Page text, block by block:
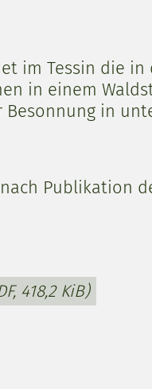
im Tessin die
in einem
in
Publikation
418,2 KiB)